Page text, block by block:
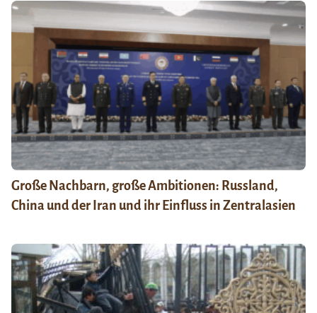
Große Nachbarn, große Ambitionen: Russland,
China und der Iran und ihr Einfluss in Zentralasien